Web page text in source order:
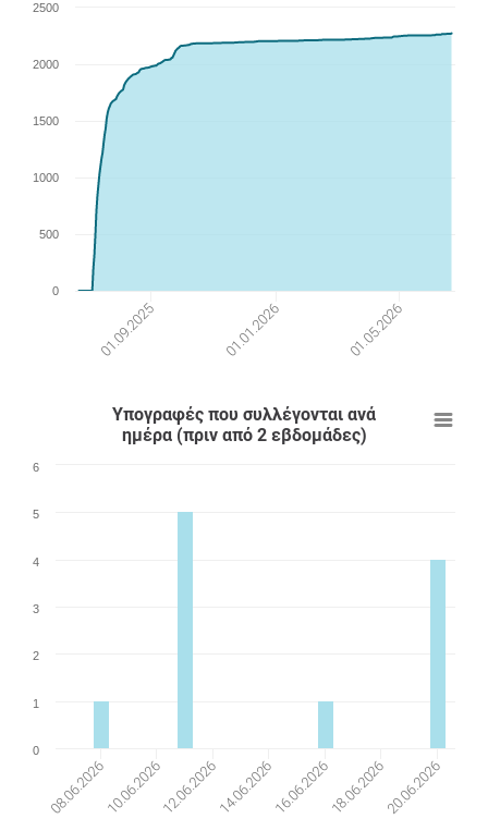
01.01.2026
01.09.2025 01.05.2026
0
500
1000
1500
2000
2500
Υπογραφές που συλλέγονται ανά
ημέρα (πριν από 2 εβδομάδες)
08.06.202610.06.202612.06.202614.06.202616.06.202618.06.202620.06.2026
0
1
2
3
4
5
6